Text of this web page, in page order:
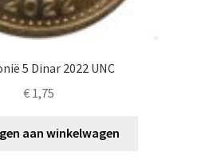
5 Dinar 2022 UNC
€1,75
aan winkelwagen